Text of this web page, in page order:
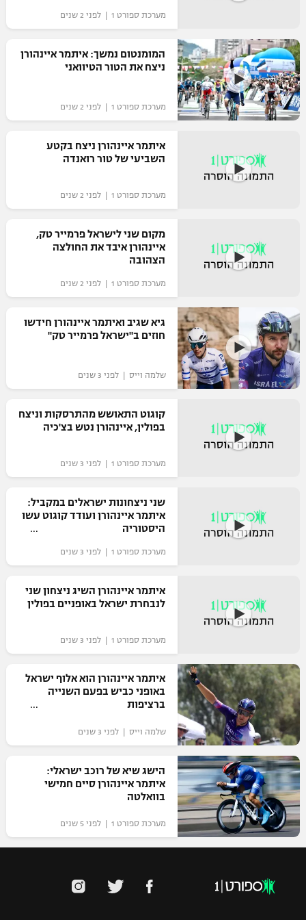
"מחצית בשכונה" – פודקאסט
משתתפים וזוכים בפרסים
תקנון משתתפים וזוכים בפרסים
תקנון עבור פעילות ספורט 1 – "מרלן"
טניס
גיימינג E-Sports
מדיניות פרטיות
רשיון להקרנה פומבית לבית עסק
הצטרפות לחבילת הערוצים
לוח דרושים – ג'ובנט
תגיות
ספורט מוטורי
כדורמים
בייסבול MLB
גיימינג E-Sports
מערכת ספורט 1 | לפני 2 שנים
המומנטום נמשך: איתמר איינהורן
ניצח את הטור הטיוואני
מערכת ספורט 1 | לפני 2 שנים
איתמר איינהורן ניצח בקטע
השביעי של טור רואנדה
מערכת ספורט 1 | לפני 2 שנים
מקום שני לישראל פרמייר טק,
איינהורן איבד את החולצה
הצהובה
מערכת ספורט 1 | לפני 2 שנים
גיא שגיב ואיתמר איינהורן חידשו
חוזים ב"ישראל פרמייר טק"
שלמה וייס | לפני 3 שנים
קוגוט התאושש מהתרסקות וניצח
בפולין, איינהורן נטש בצ'כיה
מערכת ספורט 1 | לפני 3 שנים
שני ניצחונות ישראלים במקביל:
איתמר איינהורן ועודד קוגוט עשו
היסטוריה
מערכת ספורט 1 | לפני 3 שנים
איתמר איינהורן השיג ניצחון שני
לנבחרת ישראל באופניים בפולין
מערכת ספורט 1 | לפני 3 שנים
איתמר איינהורן הוא אלוף ישראל
באופני כביש בפעם השנייה
ברציפות
שלמה וייס | לפני 3 שנים
הישג שיא של רוכב ישראלי:
איתמר איינהורן סיים חמישי
בוואלטה
מערכת ספורט 1 | לפני 5 שנים